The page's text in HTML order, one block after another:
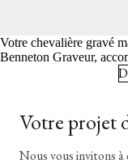
Votre chevalière gravé
Benneton Graveur,
Votre projet
Nous vous invitons